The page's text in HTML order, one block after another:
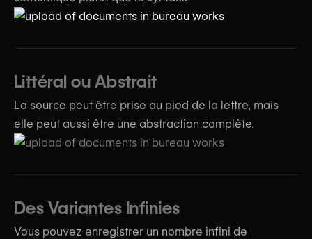
Littéral ou Abstrait
La source peut être prise au pied de la lettre, mais
elle peut aussi être une abstraction complète.
Des Variantes Infinies
Vous pouvez enregistrer un nombre infini de